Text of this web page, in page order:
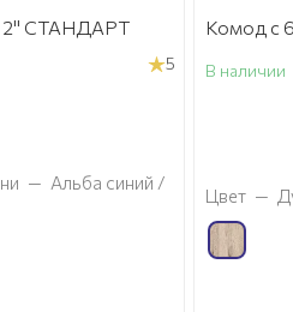
2" СТАНДАРТ
5
— Альба синий /
Комод с
В наличии
Цвет —